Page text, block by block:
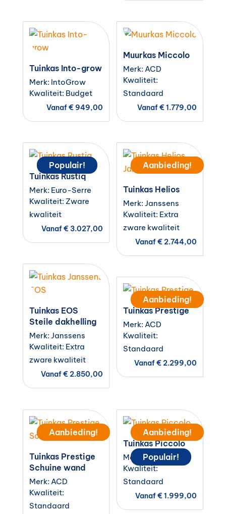
Tuinkas Into-grow
Merk: IntoGrow
Kwaliteit: Budget
Vanaf€949,00
Muurkas Miccolo
Merk: ACD
Kwaliteit:
Standaard
Vanaf€1.779,00
Populair!
Tuinkas Rustiq
Merk: Euro-Serre
Kwaliteit: Zware
kwaliteit
Vanaf€3.027,00
Aanbieding!
Tuinkas Helios
Merk: Janssens
Kwaliteit: Extra
zware kwaliteit
Vanaf€ 2.744,00
Tuinkas EOS
Steile dakhelling
Merk: Janssens
Kwaliteit: Extra
zware kwaliteit
Vanaf€2.850,00
Aanbieding!
Tuinkas Prestige
Merk: ACD
Kwaliteit:
Standaard
Vanaf€ 2.299,00
Aanbieding!
Tuinkas Prestige
Schuine wand
Merk: ACD
Kwaliteit:
Standaard
Aanbieding!
Populair!
Tuinkas Piccolo
Merk: ACD
Kwaliteit:
Standaard
Vanaf€1.999,00